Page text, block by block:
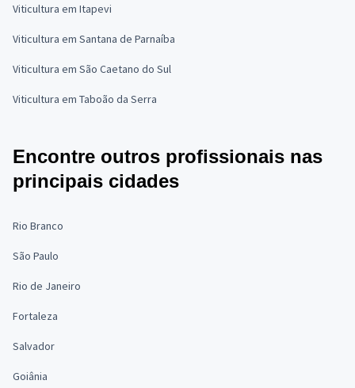
Viticultura em Itapevi
Viticultura em Santana de Parnaíba
Viticultura em São Caetano do Sul
Viticultura em Taboão da Serra
Encontre outros profissionais nas
principais cidades
Rio Branco
São Paulo
Rio de Janeiro
Fortaleza
Salvador
Goiânia